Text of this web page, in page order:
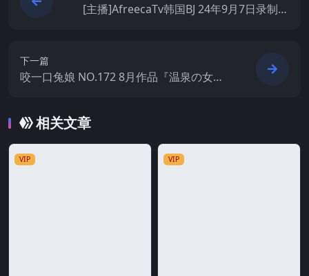
[主播]AfreecaTv韩国BJ 24年9月7日录制舞
下一篇
咬一口兔娘 NO.172 8月作品『温泉の女
相关文章
VIP VIP